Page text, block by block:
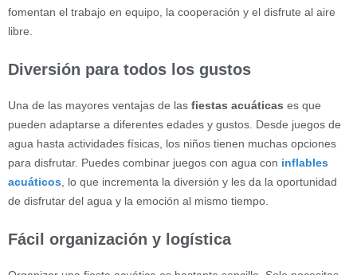
fomentan el trabajo en equipo, la cooperación y el disfrute al aire
libre.
Diversión para todos los gustos
Una de las mayores ventajas de las fiestas acuáticas es que
pueden adaptarse a diferentes edades y gustos. Desde juegos de
agua hasta actividades físicas, los niños tienen muchas opciones
para disfrutar. Puedes combinar juegos con agua con inflables
acuáticos , lo que incrementa la diversión y les da la oportunidad
de disfrutar del agua y la emoción al mismo tiempo.
Fácil organización y logística